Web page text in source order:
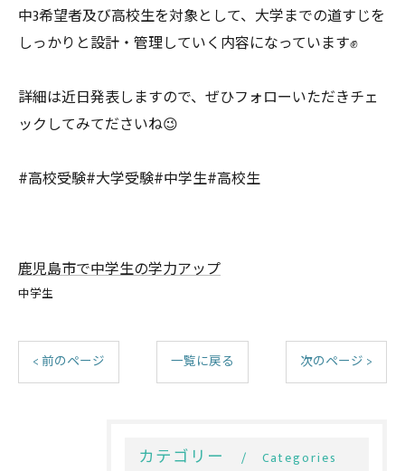
中3希望者及び高校生を対象として、大学までの道すじを
しっかりと設計・管理していく内容になっています✊
詳細は近日発表しますので、ぜひフォローいただきチェ
ックしてみてださいね😉
#高校受験#大学受験#中学生#高校生
鹿児島市で中学生の学力アップ
中学生
< 前のページ 一覧に戻る 次のページ >
カテゴリー Categories